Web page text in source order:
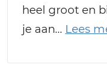
heel groot en
je aan